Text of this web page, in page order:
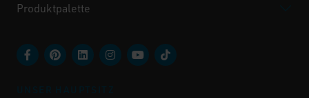
Produktpalette